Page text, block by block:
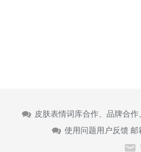
皮肤表情词库合作、品牌合
使用问题用户反馈 邮